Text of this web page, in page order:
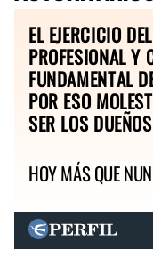
EL EJERCICIO
PROFESIONAL Y
FUNDAMENTAL
POR ESO
SER LOS
HOY MÁS QUE